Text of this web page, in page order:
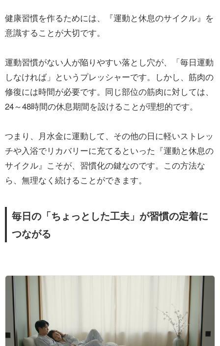
健康習慣を作るためには、『運動と休息のサイクル』を
意識することが大切です。
運動習慣がない人が陥りやすい落とし穴が、「毎日運動
しなければ」というプレッシャーです。しかし、筋肉の
修復には時間が必要です。同じ部位の筋肉に対しては、
24～48時間の休息期間を設けることが理想的です。
つまり、月水金に運動して、その他の日に軽いストレッ
チや入浴でリカバリーに充てるといった『運動と休息の
サイクル』こそが、習慣化の鍵なのです。この方法な
ら、無理なく続けることができます。
毎日の「ちょっとした工夫」が習慣の定着に
つながる